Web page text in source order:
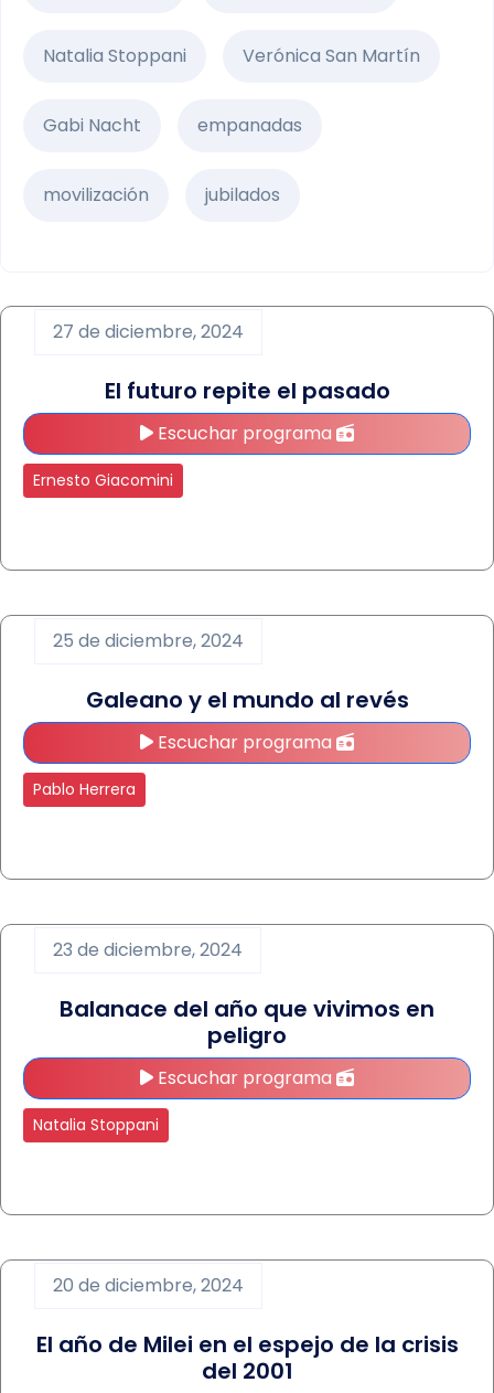
Natalia Stoppani Verónica San Martín
Gabi Nacht empanadas
movilización jubilados
27 de diciembre, 2024
El futuro repite el pasado
Escuchar programa
Ernesto Giacomini
25 de diciembre, 2024
Galeano y el mundo al revés
Escuchar programa
Pablo Herrera
23 de diciembre, 2024
Balanace del año que vivimos en
peligro
Escuchar programa
Natalia Stoppani
20 de diciembre, 2024
El año de Milei en el espejo de la crisis
del 2001